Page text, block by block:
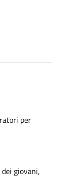
per
giovani,